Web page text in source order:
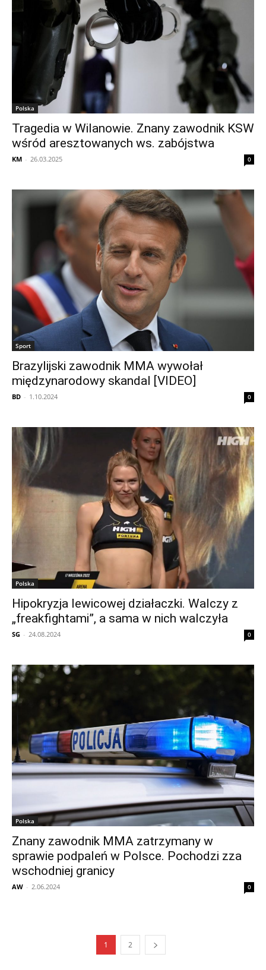
Polska
Tragedia w Wilanowie. Znany zawodnik KSW
wśród aresztowanych ws. zabójstwa
KM - 26.03.2025 0
Sport
Brazylijski zawodnik MMA wywołał
międzynarodowy skandal [VIDEO]
BD - 1.10.2024 0
Polska
Hipokryzja lewicowej działaczki. Walczy z
„freakfightami”, a sama w nich walczyła
SG - 24.08.2024 0
Polska
Znany zawodnik MMA zatrzymany w
sprawie podpaleń w Polsce. Pochodzi zza
wschodniej granicy
AW - 2.06.2024 0
1 2